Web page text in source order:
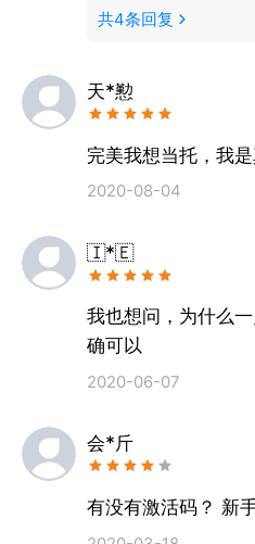
金庸独家授权，纯正武侠题
临其境，原著剧情改编，为
古墓派、丐帮、大理段氏
谷、独孤剑派，七大门派
天下五绝协助作战，百变
给你前所未有的游戏体验！
神雕侠侣，再现江湖！
行侠仗义，由你做主！
本APP已完成备案，备案
号-14A】
共4条回复
天*懃
完美我想当托，我
2020-08-04
🇮*🇪
我也想问，为什么
确可以
2020-06-07
会*斤
有没有激活码？ 新